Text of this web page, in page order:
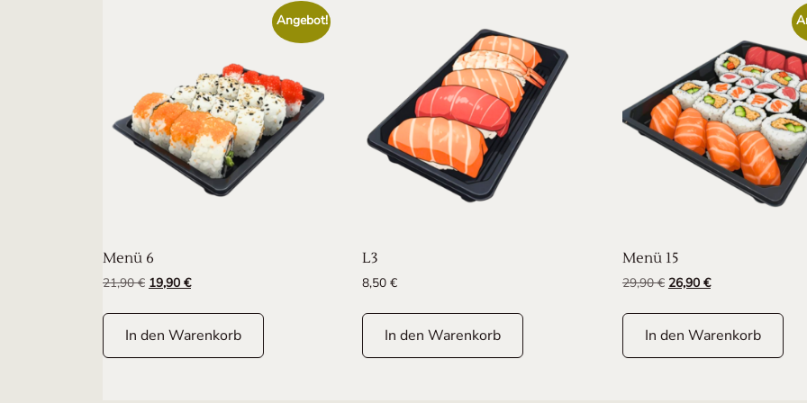
Angebot!
Menü 6
21,90€ Ursprünglicher Preis war: 21,90 €
19,90 €Aktueller Preis ist: 19,90 €.
In den Warenkorb
L3
8,50€
In den Warenkorb
Menü 15
29,90€ Ursprünglicher Preis
26,90 €Aktueller Preis
In den Warenkorb